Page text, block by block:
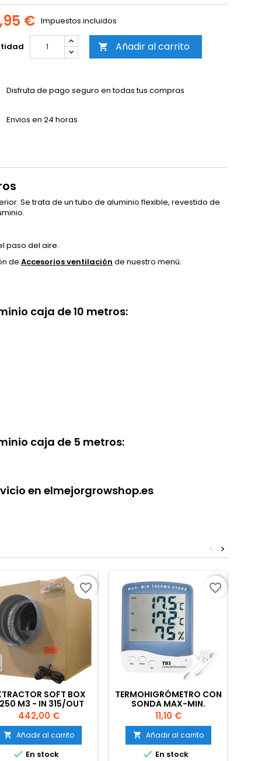
€ Impuestos incluidos
 Añadir al carrito
Disfruta de pago seguro en todas tus compras
Envios en 24 horas
Se trata de un tubo de aluminio flexible, revestido de
paso del aire.
de Accesorios ventilación de nuestro menú.
caja de 10 metros:
caja de 5 metros:
en elmejorgrowshop.es
>
<
SOFT BOX
M3 - IN 315/OUT
2X250
Precio
442,00 €
 Añadir al carrito
 En stock
favorite_border
TERMOHIGRÓMETRO CON
SONDA MAX-MIN.
PANTALLA GRANDE
Precio
11,10 €
 Añadir al carrito
 En stock
favorite_border